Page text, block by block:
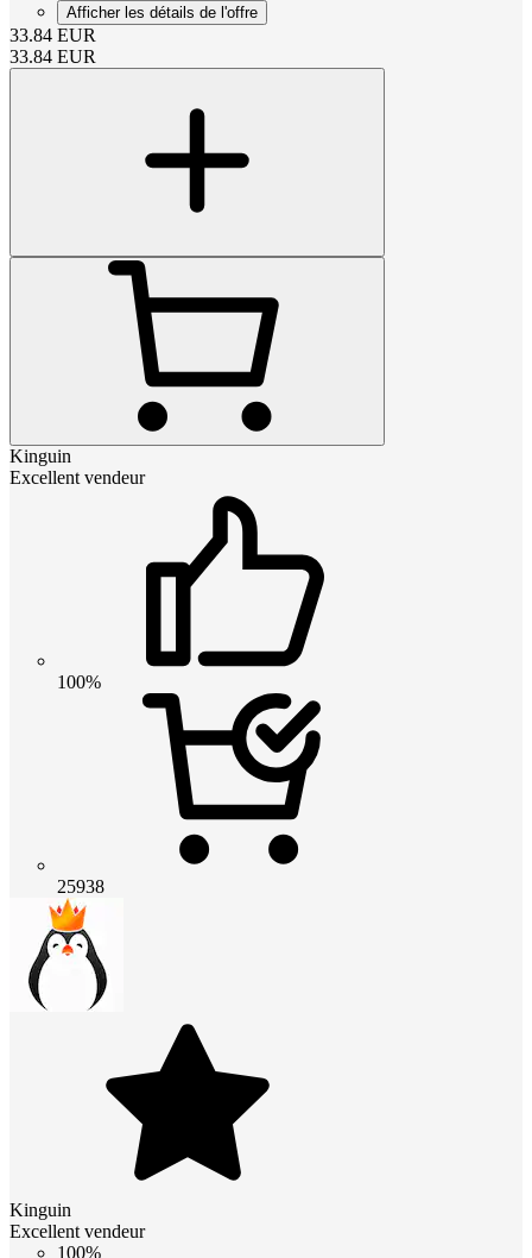
Afficher les détails de l'offre
33.84 EUR
33.84 EUR
Kinguin
Excellent vendeur
100%
25938
Kinguin
Excellent vendeur
100%